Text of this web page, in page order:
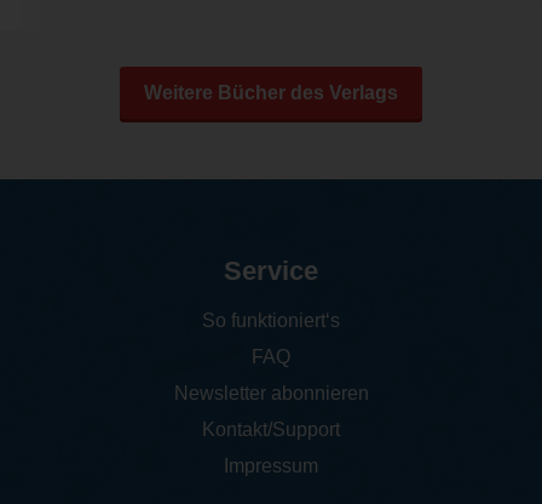
Weitere Bücher des Verlags
Service
So funktioniert‘s
FAQ
Newsletter abonnieren
Kontakt/Support
Impressum